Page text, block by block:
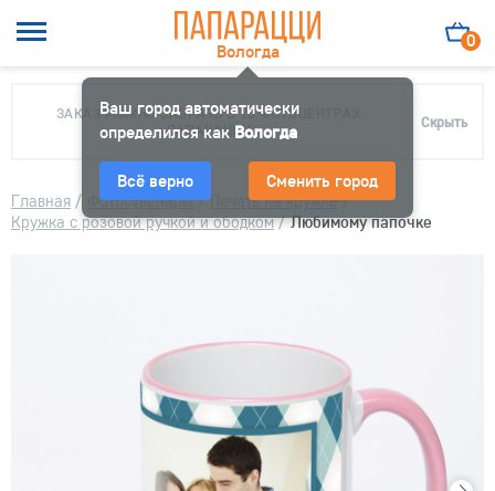
Вологда
Ваш город автоматически
определился как Вологда
Всё верно Сменить город
0
ЗАКАЗ МОЖНО ЗАБРАТЬ В 10 ФОТОЦЕНТРАХ
ПАПАРАЦЦИ
Скрыть
Главная / Фотосувениры/ Печать на кружке/
Кружка с розовой ручкой и ободком/ Любимому папочке